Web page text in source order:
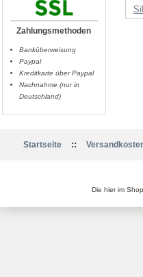
Zahlungsmethoden
Banküberweisung
Paypal
Kreditkarte über Paypal
Nachnahme (nur in
Deutschland)
Startseite ::
Die hier im